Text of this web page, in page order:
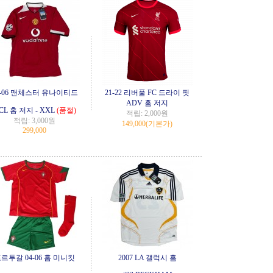
06 맨체스터 유나이티드
홈 저지 - XXL (품절)
적립: 3,000원
299,000
21-22 리버풀 FC 드라이 핏
ADV 홈 저지
적립: 2,000원
149,000(기본가)
투갈 04-06 홈 미니킷
2007 LA 갤럭시 홈